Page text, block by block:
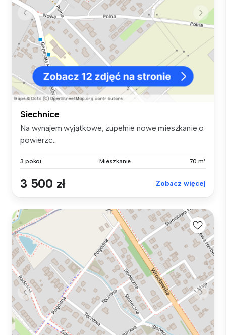
Siechnice
Na wynajem wyjątkowe, zupełnie nowe mieszkanie o
powierzc...
3 pokoi Mieszkanie 70 m²
3 500 zł Zobacz więcej